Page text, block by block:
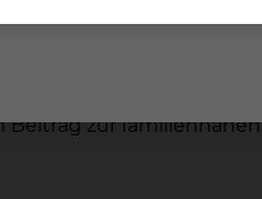
zur familiennahen